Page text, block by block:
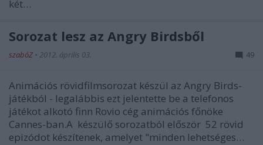
két…
Sorozat lesz az Angry Birdsből
szabóZ • 2012. április 03. 49
Animációs rövidfilmsorozat készül az Angry Birds-
játékból - legalábbis ezt jelentette be a telefonos
játékot alkotó finn Rovio cég animációs főnöke
Cannes-ban.A készülő sorozatból először 52 rövid
epizódot készítenek, amelyet "minden lehetséges…